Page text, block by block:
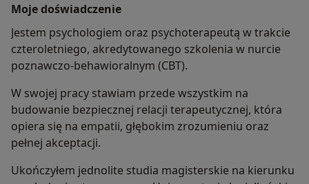
Moje doświadczenie
Jestem psychologiem oraz psychoterapeutą w trakcie
czteroletniego, akredytowanego szkolenia w nurcie
poznawczo-behawioralnym (CBT).
W swojej pracy stawiam przede wszystkim na
budowanie bezpiecznej relacji terapeutycznej, która
opiera się na empatii, głębokim zrozumieniu oraz
pełnej akceptacji.
Ukończyłem jednolite studia magisterskie na kierunku